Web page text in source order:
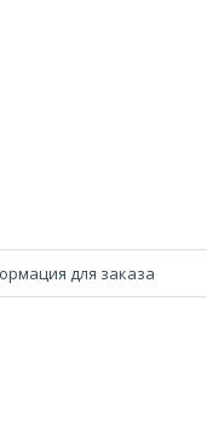
для заказа